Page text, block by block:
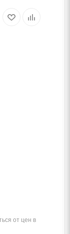
от цен в